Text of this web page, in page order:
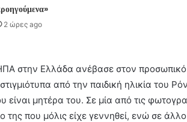
2 ώρες ago
στην Ελλάδα ανέβασε στον
από την παιδική ηλικία του
είναι μητέρα του. Σε μία από τις
της που μόλις είχε γεννηθεί, ενώ σε